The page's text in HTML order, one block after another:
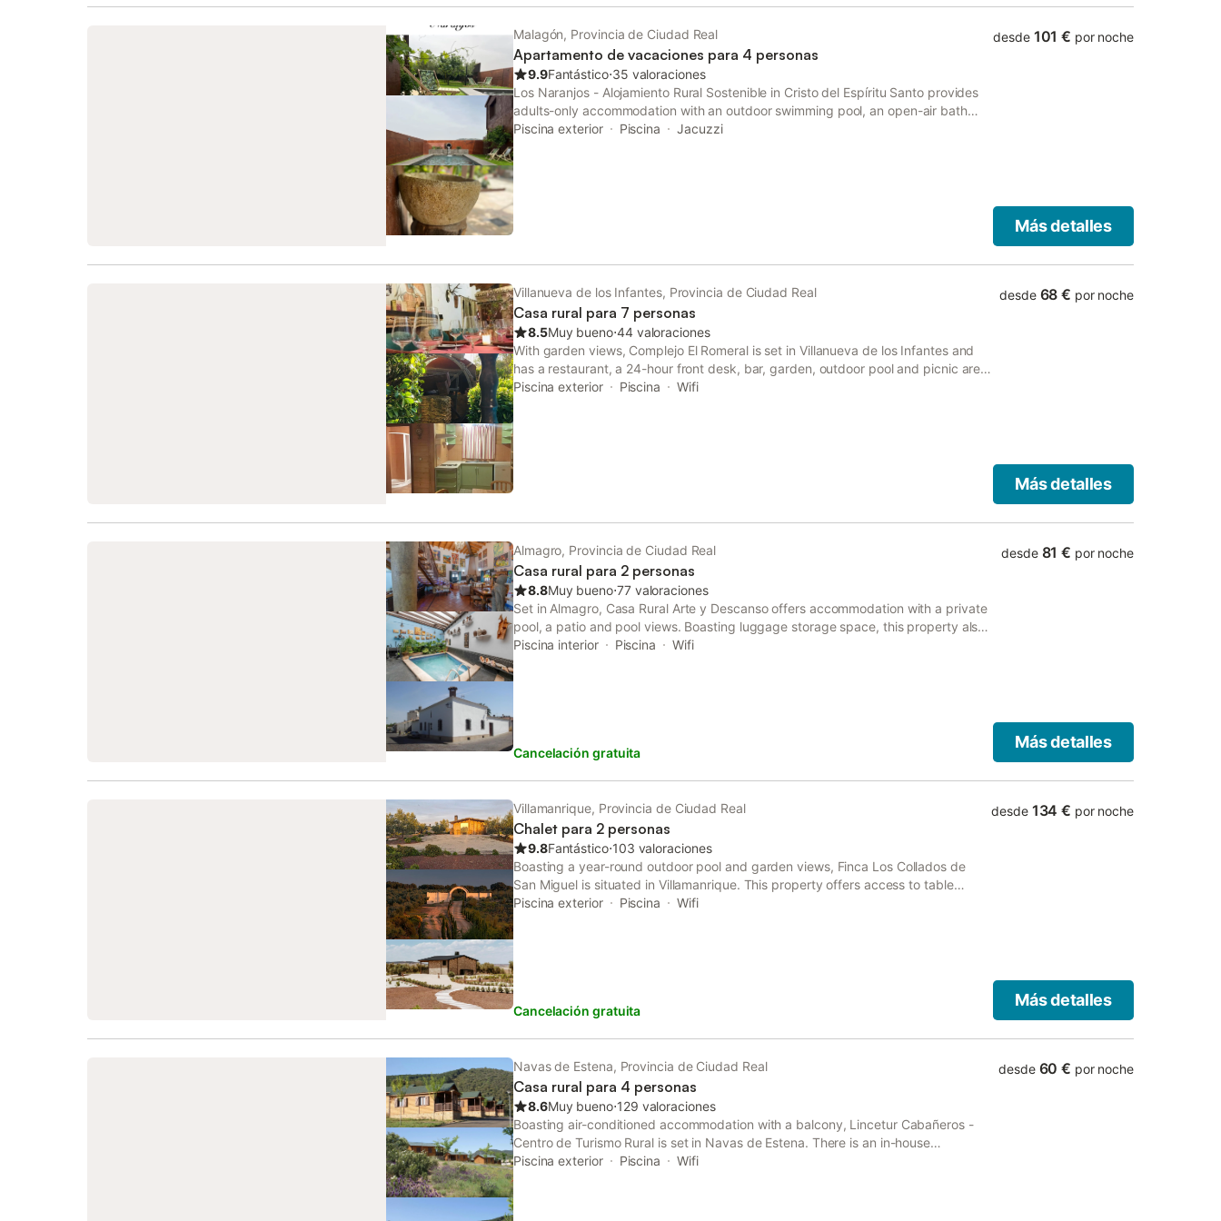
Malagón, Provincia de Ciudad Real
Apartamento de vacaciones para 4 personas
9.9Fantástico⋅35 valoraciones
Los Naranjos - Alojamiento Rural Sostenible in Cristo del Espíritu Santo provides
adults-only accommodation with an outdoor swimming pool, an open-air bath
and a garden. The property features pool and garden views, and is 33 km from
Piscina exterior Piscina Jacuzzi
desde 101 € por noche
Más detalles
Villanueva de los Infantes, Provincia de Ciudad Real
Casa rural para 7 personas
8.5Muy bueno⋅44 valoraciones
With garden views, Complejo El Romeral is set in Villanueva de los Infantes and
has a restaurant, a 24-hour front desk, bar, garden, outdoor pool and picnic area.
This property offers access to a terrace and free private parking.
Piscina exterior Piscina Wifi
desde 68 € por noche
Más detalles
Almagro, Provincia de Ciudad Real
Casa rural para 2 personas
8.8Muy bueno⋅77 valoraciones
Set in Almagro, Casa Rural Arte y Descanso offers accommodation with a private
pool, a patio and pool views. Boasting luggage storage space, this property also
provides guests with a sun terrace.
Piscina interior Piscina Wifi
Cancelación gratuita
desde 81 € por noche
Más detalles
Villamanrique, Provincia de Ciudad Real
Chalet para 2 personas
9.8Fantástico⋅103 valoraciones
Boasting a year-round outdoor pool and garden views, Finca Los Collados de
San Miguel is situated in Villamanrique. This property offers access to table
tennis.
Piscina exterior Piscina Wifi
Cancelación gratuita
desde 134 € por noche
Más detalles
Navas de Estena, Provincia de Ciudad Real
Casa rural para 4 personas
8.6Muy bueno⋅129 valoraciones
Boasting air-conditioned accommodation with a balcony, Lincetur Cabañeros -
Centro de Turismo Rural is set in Navas de Estena. There is an in-house
restaurant, plus free private parking and free WiFi are available.
Piscina exterior Piscina Wifi
desde 60 € por noche